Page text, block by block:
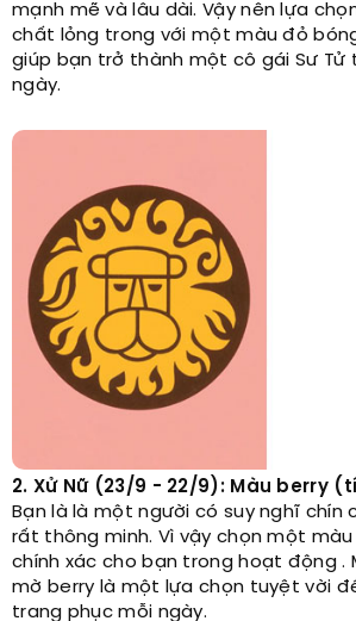
mạnh mẽ và lâu dài. Vậy nên lựa
chất lỏng trong với một màu đỏ
giúp bạn trở thành một cô gái Sư
ngày.
2. Xử Nữ (23/9 - 22/9): Màu berry
Bạn là là một người có suy nghĩ chín
rất thông minh. Vì vậy chọn một
chính xác cho bạn trong hoạt động .
mờ berry là một lựa chọn tuyệt vời
trang phục mỗi ngày.